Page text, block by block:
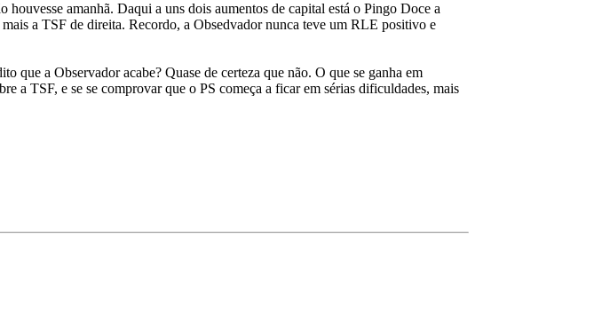
amanhã. Daqui a uns dois aumentos de capital está o Pingo Doce a
a TSF de direita. Recordo, a Obsedvador nunca teve um RLE positivo e
que a Observador acabe? Quase de certeza que não. O que se ganha em
a TSF, e se se comprovar que o PS começa a ficar em sérias dificuldades, mais